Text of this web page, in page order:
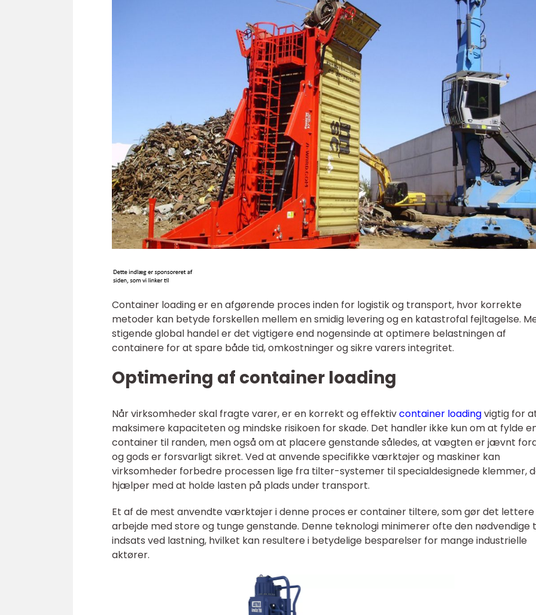
Container loading er en afgørende proces inden for logistik og transport, hvor korrekte
metoder kan betyde forskellen mellem en smidig levering og en katastrofal fejltagelse.
stigende global handel er det vigtigere end nogensinde at optimere belastningen af
containere for at spare både tid, omkostninger og sikre varers integritet.
Optimering af container loading
Når virksomheder skal fragte varer, er en korrekt og effektivcontainer loadingvigtig for
maksimere kapaciteten og mindske risikoen for skade. Det handler ikke kun om at fylde
container til randen, men også om at placere genstande således, at vægten er jævnt
og gods er forsvarligt sikret. Ved at anvende specifikke værktøjer og maskiner kan
virksomheder forbedre processen lige fra tilter-systemer til specialdesignede klemmer,
hjælper med at holde lasten på plads under transport.
Et af de mest anvendte værktøjer i denne proces er container tiltere, som gør det
arbejde med store og tunge genstande. Denne teknologi minimerer ofte den nødvendige
indsats ved lastning, hvilket kan resultere i betydelige besparelser for mange industrielle
aktører.